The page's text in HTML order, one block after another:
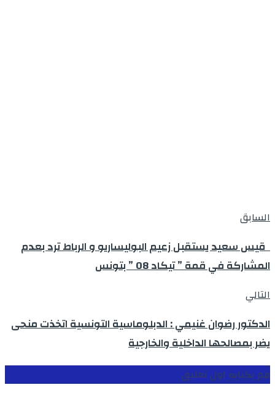
السابق
قيس سعيد يستقبل زعيم البوليساريو و الرباط ترد بعدم
المشاركة في قمة ” تيكاد 08 ” بتونس
التالي
الدكتور رضوان غنيمي : الدبلوماسية التونسية اتخذت منحى
يضر بمصالحها الداخلية والخارجية
قم بكتابة اول تعليق